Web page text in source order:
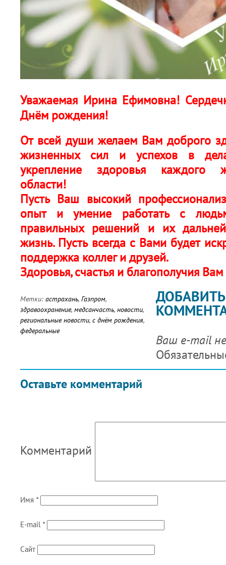
Уважаемая Ирина Ефимовна!
Днём рождения!
От всей души желаем Вам доброго
жизненных сил и успехов в
укрепление здоровья каждого
области!
Пусть Ваш высокий
опыт и умение работать с
правильных решений и их
жизнь. Пусть всегда с Вами будет
поддержка коллег и друзей.
Здоровья, счастья и благополучия
Метки: астрахань, Газпром,
здравоохранение, медсанчасть, новости,
региональные новости, с днём рождения,
федеральные
Оставьте комментарий
ДОБАВИТЬ
Ваш e-mail
Комментарий
Имя *
E-mail *
Сайт